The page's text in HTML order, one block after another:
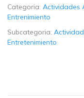
Categoria: Actividades
Entrenimiento
Subcategoria:
Entretenimiento